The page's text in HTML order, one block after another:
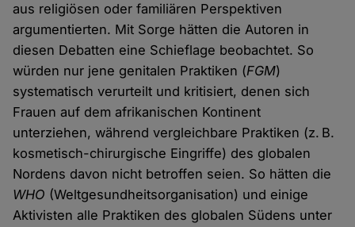
aus religiösen oder familiären Perspektiven
argumentierten. Mit Sorge hätten die Autoren in
diesen Debatten eine Schieflage beobachtet. So
würden nur jene genitalen Praktiken (FGM)
systematisch verurteilt und kritisiert, denen sich
Frauen auf dem afrikanischen Kontinent
unterziehen, während vergleichbare Praktiken (z. B.
kosmetisch-chirurgische Eingriffe) des globalen
Nordens davon nicht betroffen seien. So hätten die
WHO (Weltgesundheitsorganisation) und einige
Aktivisten alle Praktiken des globalen Südens unter